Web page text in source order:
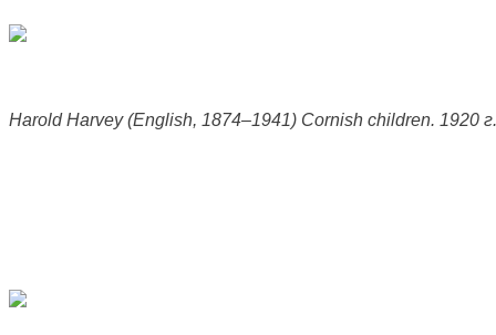
Harold Harvey (English, 1874–1941) Сornish children. 1920 г.